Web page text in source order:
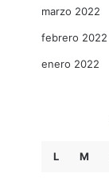
marzo 2022
febrero 2022
enero 2022
L M